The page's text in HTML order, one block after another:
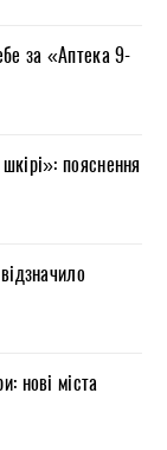
за «Аптека 9-
пояснення
нові міста